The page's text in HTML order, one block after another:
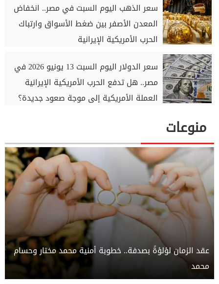
سعر الذهب اليوم السبت في مصر.. انخفاض
المعدن الأصفر بين ضغط الأسواق وارتباك
الحرب الأمريكية الإيرانية
سعر الدولار اليوم السبت 13 يونيو 2026 في
مصر.. هل تدفع الحرب الأمريكية الإيرانية
العملة الأمريكية إلى موجة صعود جديدة؟
منوعات
عقد الزمان لؤلؤةً بصدفة.. خطوبة أمنية محمد مختار وحسام
محمد